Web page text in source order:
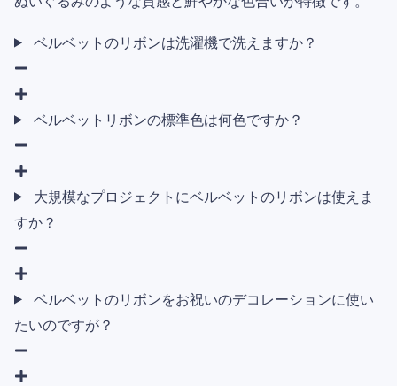
ベルベットのリボンは洗濯機で洗えますか？
ベルベットリボンの標準色は何色ですか？
大規模なプロジェクトにベルベットのリボンは使えま
すか？
ベルベットのリボンをお祝いのデコレーションに使い
たいのですが？